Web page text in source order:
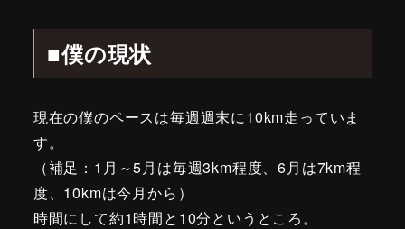
■僕の現状
現在の僕のペースは毎週週末に10km走っていま
す。
（補足：1月～5月は毎週3km程度、6月は7km程
度、10kmは今月から）
時間にして約1時間と10分というところ。